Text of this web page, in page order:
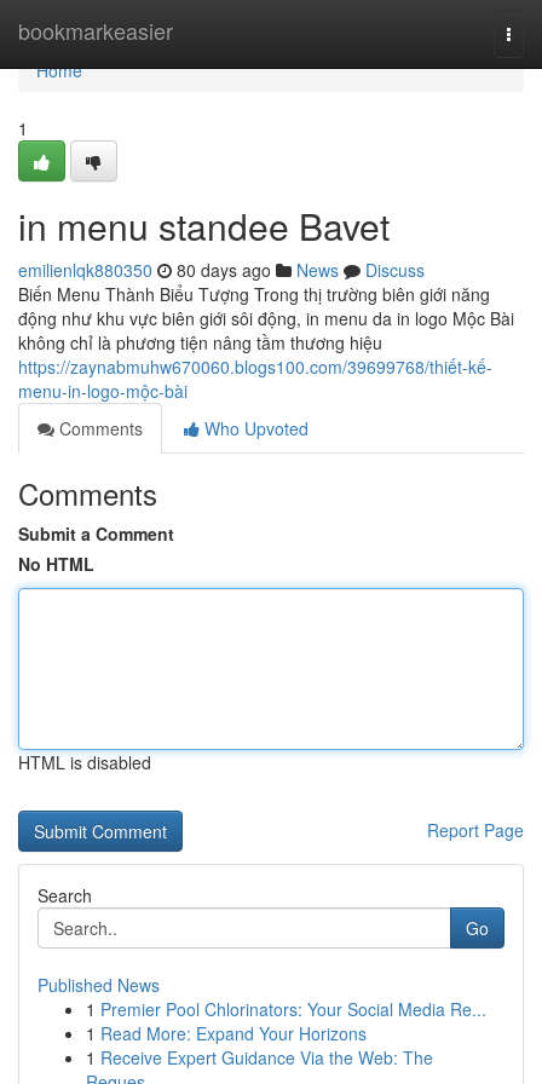
bookmarkeasier
Home
Home
1
in menu standee Bavet
emilienlqk880350 80 days ago News
Discuss
Biến Menu Thành Biểu Tượng Trong thị trường biên giới năng
động như khu vực biên giới sôi động, in menu da in logo Mộc Bài
không chỉ là phương tiện nâng tầm thương hiệu
https://zaynabmuhw670060.blogs100.com/39699768/thiết-kế-
menu-in-logo-mộc-bài
Comments
Who Upvoted
Comments
Submit a Comment
No HTML
HTML is disabled
Report Page
Search
Go
Published News
1 Premier Pool Chlorinators: Your Social Media Re...
1 Read More: Expand Your Horizons
1 Receive Expert Guidance Via the Web: The